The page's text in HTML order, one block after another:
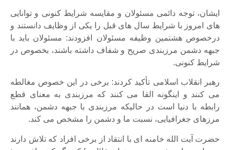
ایشان، توجه دائمی مسئولان و مقایسه شرایط کنونی و توانایی
های امروز با شرایط سال های قبل را یکی از وظایف دانستند و
درخصوص هشتمین وظیفه مسئولان افزودند: مسئولان باید با
جبهه دشمن مرزبندی صریح و شفاف داشته باشند، بخصوص در
شرایط کنونی.
رهبر انقلاب اسلامی تأکید کردند: برخی در این خصوص مغالطه
می کنند و اینگونه القا می کنند که مرزبندی به معنای قطع
رابطه با دنیا است در حالیکه مرزبندی با جبهه دشمن، همانند
مرزهای جغرافیایی، نسبت ما و دشمن را مشخص می کند.
حضرت آیت الله خامنه ای با انتقاد از برخی افراد که تلاش دارند